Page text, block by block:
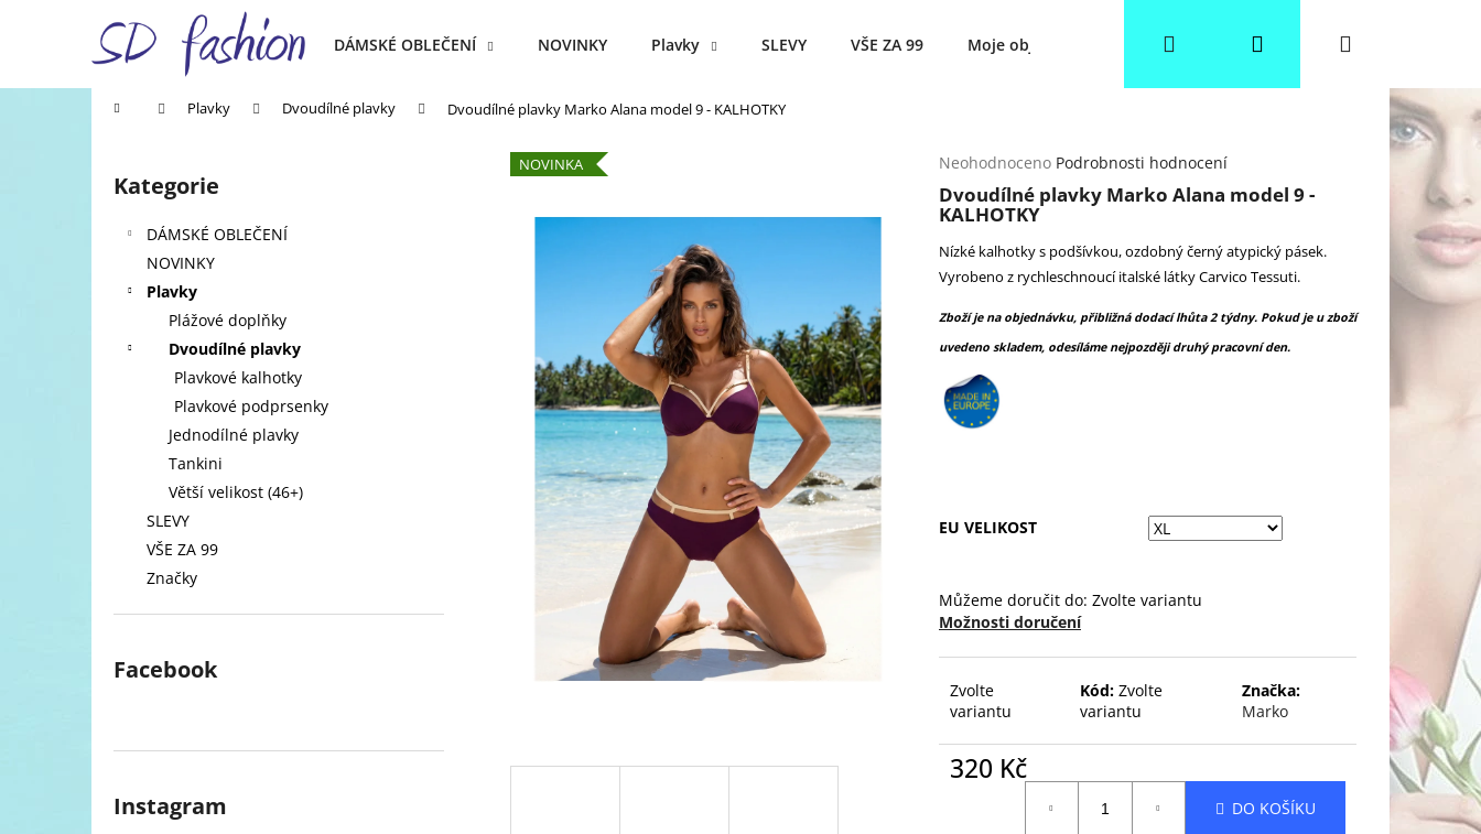
DÁMSKÉ OBLEČENÍ NOVINKY Plavky SLEVY VŠE ZA 99 Moje objednávka Věrnostní slevy Obchodní podmínky
Přihlášení
košík
Domů Plavky Dvoudílné plavky Dvoudílné plavky Marko Alana model 9 - KALHOTKY
Přeskočit
kategorie
Kategorie
DÁMSKÉ OBLEČENÍ
NOVINKY
Plavky
Plážové doplňky
Dvoudílné plavky
Plavkové kalhotky
Plavkové podprsenky
Jednodílné plavky
Tankini
Větší velikost (46+)
SLEVY
VŠE ZA 99
Značky
Facebook
Instagram
Průměrné
hodnocení
produktu
je
0,0
5
hvězdiček.
Neohodnoceno Podrobnosti hodnocení
Dvoudílné plavky Marko Alana model 9 -
KALHOTKY
Nízké kalhotky s podšívkou, ozdobný černý atypický pásek.
Vyrobeno z rychleschnoucí italské látky Carvico Tessuti.
Zboží je na objednávku, přibližná dodací lhůta 2 týdny. Pokud je u zboží
uvedeno skladem, odesíláme nejpozději druhý pracovní den.
EU VELIKOST
Můžeme doručit do: Zvolte variantu
Možnosti doručení
Zvolte
variantu
Kód: Zvolte
variantu
Značka:
Marko
320 Kč
DO KOŠÍKU
NOVINKA
í
Zpět
do
Zpět
do
Co potřebujete najít?
Doporučujeme